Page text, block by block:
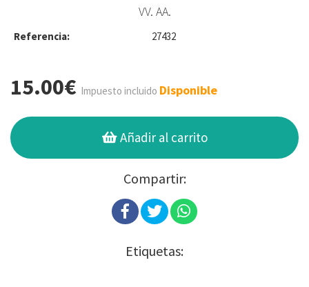
VV. AA.
Referencia: 27432
15.00€ Impuesto incluido Disponible
Añadir al carrito
Compartir:
Etiquetas: